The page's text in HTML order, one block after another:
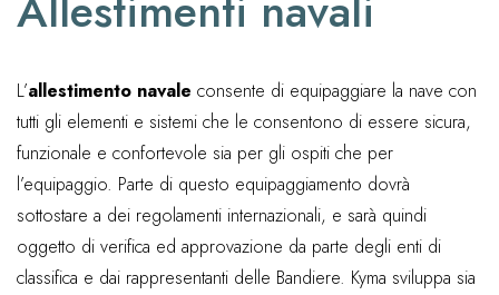
L’allestimento navale consente di equipaggiare la nave con
tutti gli elementi e sistemi che le consentono di essere sicura,
funzionale e confortevole sia per gli ospiti che per
l’equipaggio. Parte di questo equipaggiamento dovrà
sottostare a dei regolamenti internazionali, e sarà quindi
oggetto di verifica ed approvazione da parte degli enti di
classifica e dai rappresentanti delle Bandiere. Kyma sviluppa sia